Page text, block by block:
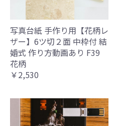
写真台紙 手作り用【花柄レ
ザー】6ツ切２面 中枠付 結
婚式 作り方動画あり F39
花柄
￥2,530